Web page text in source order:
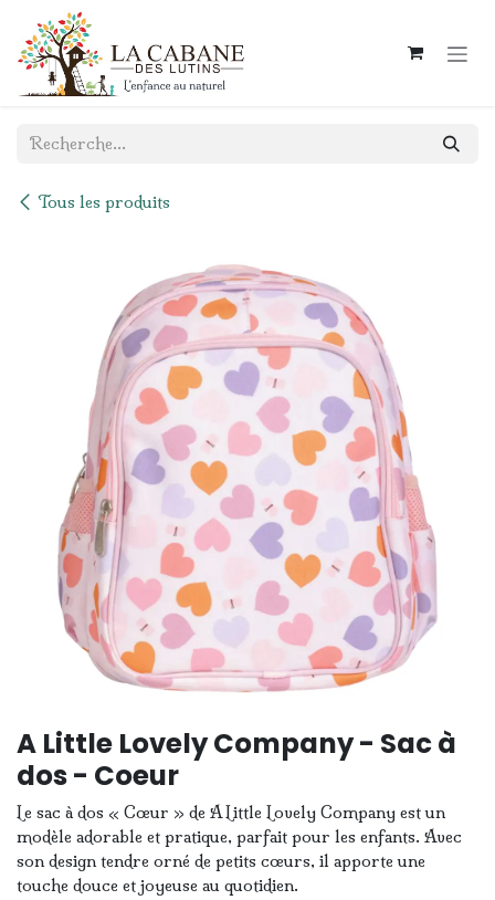
Se rendre au contenu
Tous les produits
A Little Lovely Company - Sac à
dos - Coeur
Le sac à dos « Cœur » de A Little Lovely Company est un
modèle adorable et pratique, parfait pour les enfants. Avec
son design tendre orné de petits cœurs, il apporte une
touche douce et joyeuse au quotidien.